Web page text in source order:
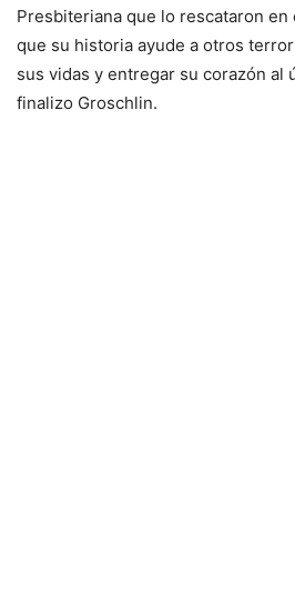
Presbiteriana que lo rescataron
que su historia ayude a otros
sus vidas y entregar su corazón al
finalizo Groschlin.